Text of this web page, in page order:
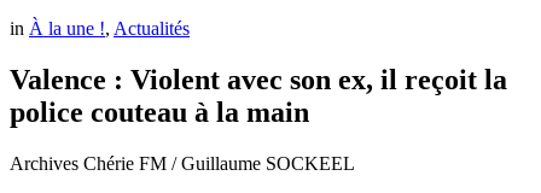
in À la une !, Actualités
Valence : Violent avec son ex, il reçoit la
police couteau à la main
Archives Chérie FM / Guillaume SOCKEEL